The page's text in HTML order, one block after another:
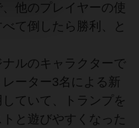
他のプレイヤーの使
て倒したら勝利、と
ルのキャラクターで
ーター3名による新
ていて、トランプを
と遊びやすくなった